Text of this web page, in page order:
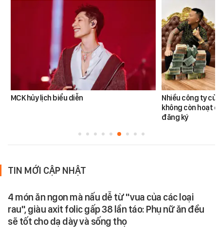
MCK hủy lịch biểu diễn
Nhiều công ty
không còn hoạt
đăng ký
TIN MỚI CẬP NHẬT
4 món ăn ngon mà nấu dễ từ "vua của các loại
rau", giàu axit folic gấp 38 lần táo: Phụ nữ ăn đều
sẽ tốt cho dạ dày và sống thọ